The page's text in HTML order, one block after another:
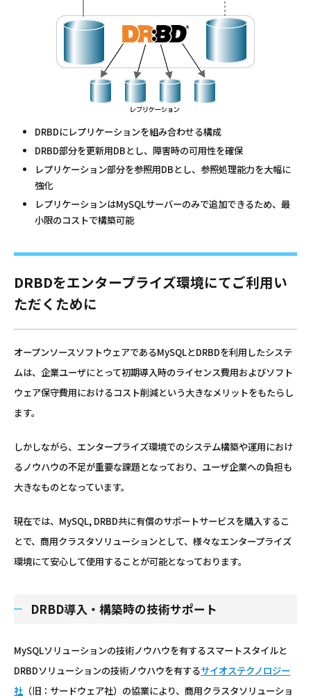
DRBDにレプリケーションを組み合わせる構成
DRBD部分を更新用DBとし、障害時の可用性を確保
レプリケーション部分を参照用DBとし、参照処理能力を大幅に
強化
レプリケーションはMySQLサーバーのみで追加できるため、最
小限のコストで構築可能
DRBDをエンタープライズ環境にてご利用い
ただくために
オープンソースソフトウェアであるMySQLとDRBDを利用したシステ
ムは、企業ユーザにとって初期導入時のライセンス費用およびソフト
ウェア保守費用におけるコスト削減という大きなメリットをもたらし
ます。
しかしながら、エンタープライズ環境でのシステム構築や運用におけ
るノウハウの不足が重要な課題となっており、ユーザ企業への負担も
大きなものとなっています。
現在では、MySQL, DRBD共に有償のサポートサービスを購入するこ
とで、商用クラスタソリューションとして、様々なエンタープライズ
環境にて安心して使用することが可能となっております。
DRBD導入・構築時の技術サポート
MySQLソリューションの技術ノウハウを有するスマートスタイルと
DRBDソリューションの技術ノウハウを有するサイオステクノロジー
社 （旧：サードウェア社）の協業により、商用クラスタソリューショ